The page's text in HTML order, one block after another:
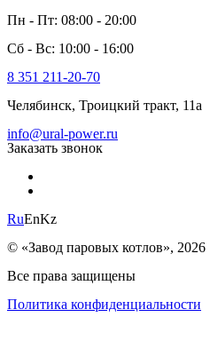
Пн - Пт: 08:00 - 20:00
Сб - Вс: 10:00 - 16:00
8 351 211-20-70
Челябинск, Троицкий тракт, 11а
info@ural-power.ru
Заказать звонок
RuEnKz
© «Завод паровых котлов», 2026
Все права защищены
Политика конфиденциальности